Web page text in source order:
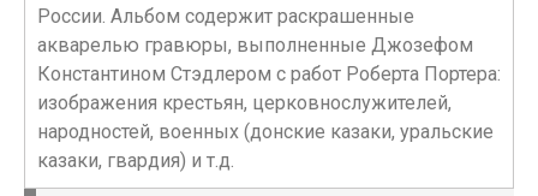
России. Альбом содержит раскрашенные
акварелью гравюры, выполненные Джозефом
Константином Стэдлером с работ Роберта Портера:
изображения крестьян, церковнослужителей,
народностей, военных (донские казаки, уральские
казаки, гвардия) и т.д.